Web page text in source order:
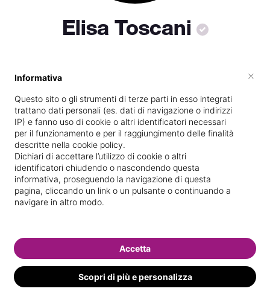
Elisa Toscani
Diplomata
06/1997
Vedi le informazioni di Elisa
Following
1 following
Ilaria De
Informativa
Questo sito o gli strumenti di terze parti in esso integrati
trattano dati personali (es. dati di navigazione o indirizzi
IP) e fanno uso di cookie o altri identificatori necessari
per il funzionamento e per il raggiungimento delle finalità
descritte nella cookie policy.
Dichiari di accettare l’utilizzo di cookie o altri
identificatori chiudendo o nascondendo questa
informativa, proseguendo la navigazione di questa
pagina, cliccando un link o un pulsante o continuando a
navigare in altro modo.
Scopri di più e personalizza
Accetta
×